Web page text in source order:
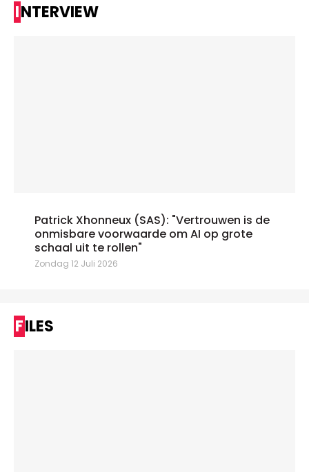
INTERVIEW
Patrick Xhonneux (SAS): "Vertrouwen is de
onmisbare voorwaarde om AI op grote
schaal uit te rollen"
Zondag 12 Juli 2026
FILES